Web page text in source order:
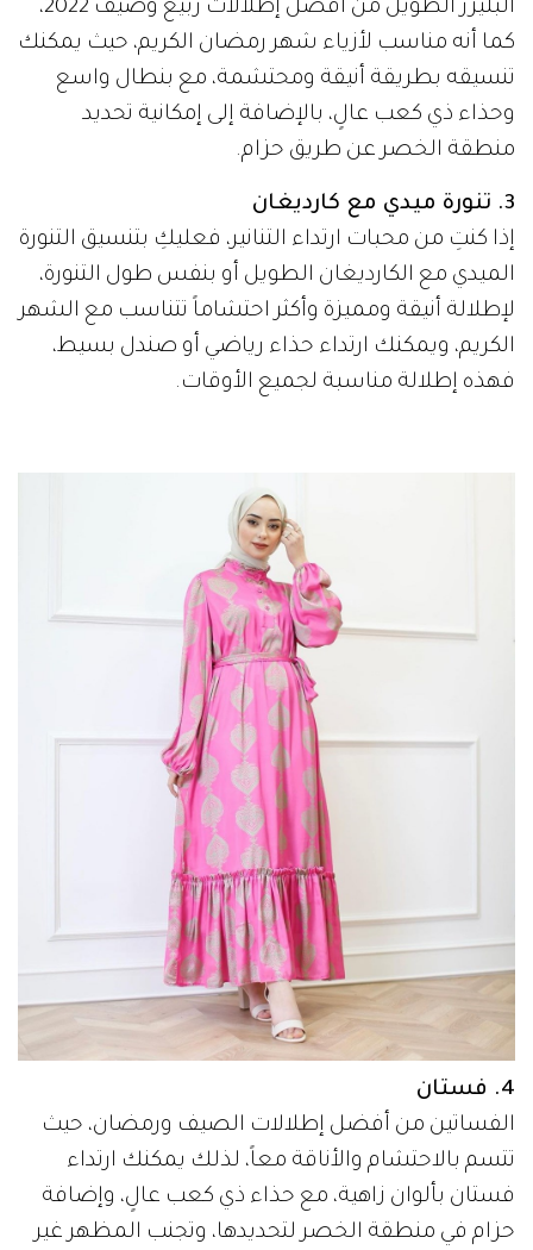
البليزر الطويل من أفضل إطلالات ربيع وصيف 2022،
كما أنه مناسب لأزياء شهر رمضان الكريم، حيث يمكنك
تنسيقه بطريقة أنيقة ومحتشمة، مع بنطال واسع
وحذاء ذي كعب عالٍ، بالإضافة إلى إمكانية تحديد
منطقة الخصر عن طريق حزام.
3. تنورة ميدي مع كارديغان
إذا كنتِ من محبات ارتداء التنانير، فعليكِ بتنسيق التنورة
الميدي مع الكارديغان الطويل أو بنفس طول التنورة،
لإطلالة أنيقة ومميزة وأكثر احتشاماً تتناسب مع الشهر
الكريم، ويمكنك ارتداء حذاء رياضي أو صندل بسيط،
فهذه إطلالة مناسبة لجميع الأوقات.
4. فستان
الفساتين من أفضل إطلالات الصيف ورمضان، حيث
تتسم بالاحتشام والأناقة معاً، لذلك يمكنك ارتداء
فستان بألوان زاهية، مع حذاء ذي كعب عالٍ، وإضافة
حزام في منطقة الخصر لتحديدها، وتجنب المظهر غير